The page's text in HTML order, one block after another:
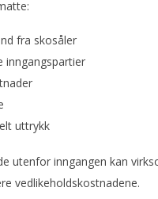
fra skosåler
inngangspartier
uttrykk
utenfor inngangen kan
vedlikeholdskostnadene.